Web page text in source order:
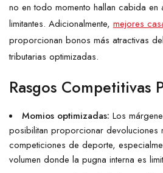
no en todo momento hallan cabida en
limitantes. Adicionalmente, mejores
proporcionan bonos más atractivas
tributarias optimizadas.
Rasgos Competitivas
Momios optimizadas: Los
posibilitan proporcionar devoluciones
competiciones de deporte,
volumen donde la pugna interna es